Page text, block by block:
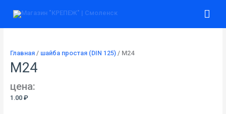
Главная/ шайба простая (DIN 125)/ М24
М24
цена:
1.00 ₽
товара